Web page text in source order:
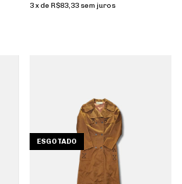
3 x de R$83,33 sem juros
ESGOTADO